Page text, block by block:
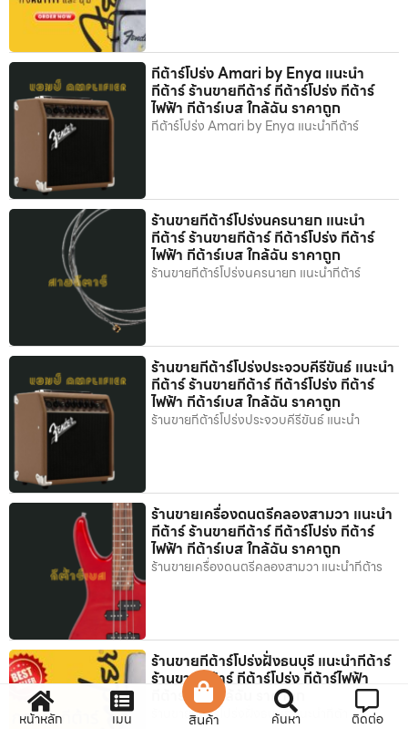
กีต้าร์โปร่ง Amari by Enya แนะนำ
กีต้าร์ ร้านขายกีต้าร์ กีต้าร์โปร่ง กีต้าร์
ไฟฟ้า กีต้าร์เบส ใกล้ฉัน ราคาถูก
กีต้าร์โปร่ง Amari by Enya แนะนำกีต้าร์
ร้านขายกีต้าร์โปร่งนครนายก แนะนำ
กีต้าร์ ร้านขายกีต้าร์ กีต้าร์โปร่ง กีต้าร์
ไฟฟ้า กีต้าร์เบส ใกล้ฉัน ราคาถูก
ร้านขายกีต้าร์โปร่งนครนายก แนะนำกีต้าร์
ร้านขายกีต้าร์โปร่งประจวบคีรีขันธ์ แนะนำ
กีต้าร์ ร้านขายกีต้าร์ กีต้าร์โปร่ง กีต้าร์
ไฟฟ้า กีต้าร์เบส ใกล้ฉัน ราคาถูก
ร้านขายกีต้าร์โปร่งประจวบคีรีขันธ์ แนะนำ
ร้านขายเครื่องดนตรีคลองสามวา แนะนำ
กีต้าร์ ร้านขายกีต้าร์ กีต้าร์โปร่ง กีต้าร์
ไฟฟ้า กีต้าร์เบส ใกล้ฉัน ราคาถูก
ร้านขายเครื่องดนตรีคลองสามวา แนะนำกีต้าร
ร้านขายกีต้าร์โปร่งฝั่งธนบุรี แนะนำกีต้าร์
ร้านขายกีต้าร์ กีต้าร์โปร่ง กีต้าร์ไฟฟ้า
กีต้าร์เบส ใกล้ฉัน ราคาถูก
ร้านขายกีต้าร์โปร่งฝั่งธนบุรี แนะนำกีต้า
หน้าหลัก เมนู สินค้า ค้นหา ติดต่อ